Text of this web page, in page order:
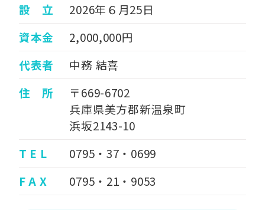
設 立
2026年６月25日
資本金
2,000,000円
代表者
中務 結喜
住 所
〒669-6702
兵庫県美方郡新温泉町
浜坂2143-10
T E L
0795・37・0699
F A X
0795・21・9053